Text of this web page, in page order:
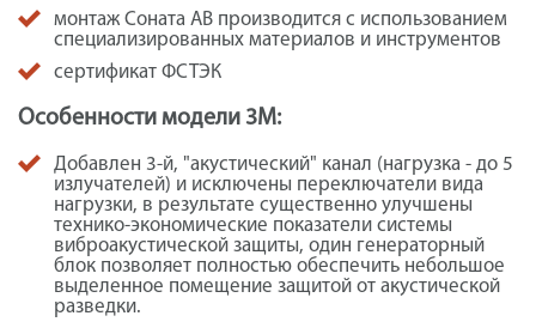
монтаж Соната АВ производится с использованием
специализированных материалов и инструментов
сертификат ФСТЭК
Особенности модели 3М:
Добавлен 3-й, "акустический" канал (нагрузка - до 5
излучателей) и исключены переключатели вида
нагрузки, в результате существенно улучшены
технико-экономические показатели системы
виброакустической защиты, один генераторный
блок позволяет полностью обеспечить небольшое
выделенное помещение защитой от акустической
разведки.